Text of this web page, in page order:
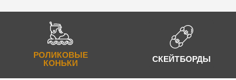
РОЛИКОВЫЕ
КОНЬКИ
СКЕЙТБОРДЫ